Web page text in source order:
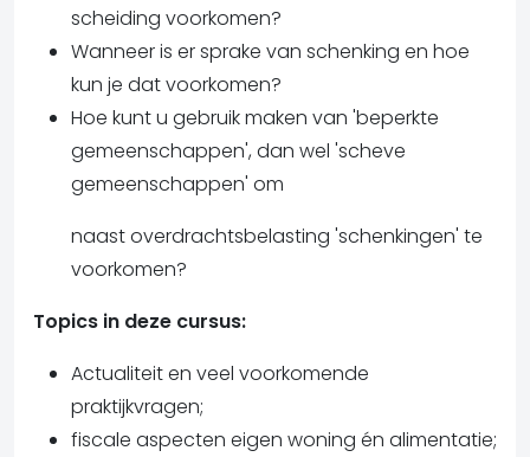
scheiding voorkomen?
Wanneer is er sprake van schenking en hoe
kun je dat voorkomen?
Hoe kunt u gebruik maken van 'beperkte
gemeenschappen', dan wel 'scheve
gemeenschappen' om
naast overdrachtsbelasting 'schenkingen' te
voorkomen?
Topics in deze cursus:
Actualiteit en veel voorkomende
praktijkvragen;
fiscale aspecten eigen woning én alimentatie;